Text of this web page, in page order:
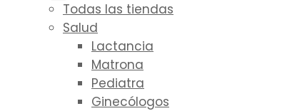
Todas las tiendas
Salud
Lactancia
Matrona
Pediatra
Ginecólogos